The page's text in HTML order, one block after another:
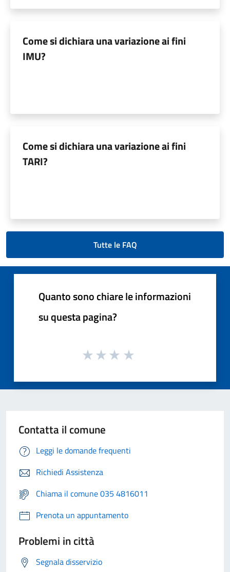
Come si dichiara una variazione ai fini
IMU?
Come si dichiara una variazione ai fini
TARI?
Tutte le FAQ
Quanto sono chiare le informazioni
su questa pagina?
Contatta il comune
Leggi le domande frequenti
Richiedi Assistenza
Chiama il comune 035 4816011
Prenota un appuntamento
Problemi in città
Segnala disservizio